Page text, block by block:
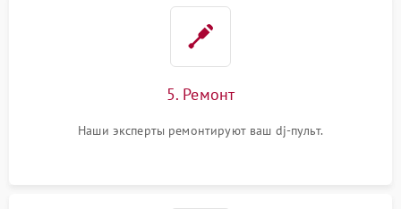
5. Ремонт
Наши эксперты ремонтируют ваш dj-пульт.